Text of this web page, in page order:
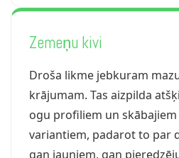
Zemeņu kivi
Droša likme jebkuram
krājumam. Tas aizpilda
ogu profiliem un
variantiem, padarot to par
gan jauniem, gan